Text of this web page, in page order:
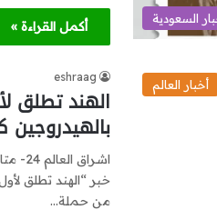
السعودية أكمل القراءة »
أخبار العالم
eshraag
الهند تطلق
اشراق
خبر “الهند تطلق
من حملة…